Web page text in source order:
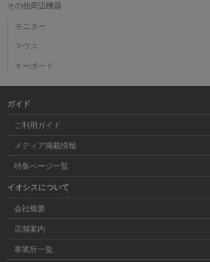
その他周辺機器
モニター
マウス
キーボード
ガイド
ご利用ガイド
メディア掲載情報
特集ページ一覧
イオシスについて
会社概要
店舗案内
事業所一覧